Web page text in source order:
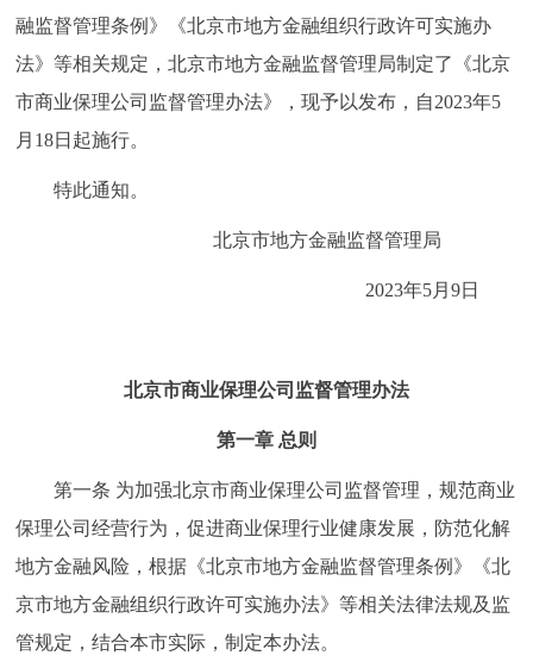
政民互动
12345网上接诉即办 我要咨询 我要建议
人文北京
한국어
ESPAÑOL العربية PORTUGUÊS
融监督管理条例》《北京市地方金融组织行政许可实施办
法》等相关规定，北京市地方金融监督管理局制定了《北京
市商业保理公司监督管理办法》，现予以发布，自2023年5
月18日起施行。
特此通知。
北京市地方金融监督管理局
2023年5月9日
北京市商业保理公司监督管理办法
第一章 总则
第一条 为加强北京市商业保理公司监督管理，规范商业
保理公司经营行为，促进商业保理行业健康发展，防范化解
地方金融风险，根据《北京市地方金融监督管理条例》《北
京市地方金融组织行政许可实施办法》等相关法律法规及监
管规定，结合本市实际，制定本办法。